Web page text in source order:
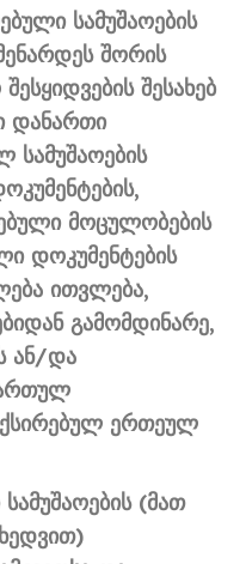
სამუშაოების
შორის
შესახებ
დანართი
სამუშაოების
მოცულობების
დოკუმენტების
ითვლება,
გამომდინარე,
ან/და
ერთეულ
(მათ